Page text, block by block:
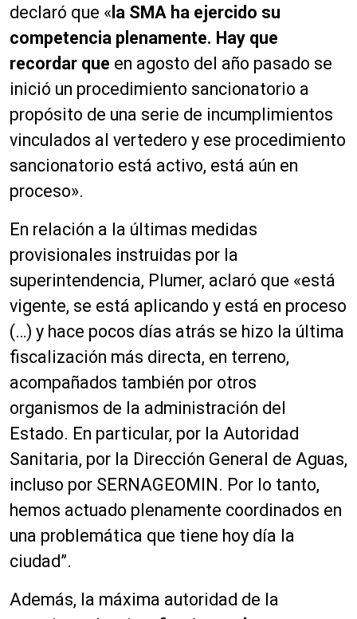
declaró que « la SMA ha ejercido su
competencia plenamente. Hay que
recordar que en agosto del año pasado se
inició un procedimiento sancionatorio a
propósito de una serie de incumplimientos
vinculados al vertedero y ese procedimiento
sancionatorio está activo, está aún en
proceso».
En relación a la últimas medidas
provisionales instruidas por la
superintendencia, Plumer, aclaró que «está
vigente, se está aplicando y está en proceso
(…) y hace pocos días atrás se hizo la última
fiscalización más directa, en terreno,
acompañados también por otros
organismos de la administración del
Estado. En particular, por la Autoridad
Sanitaria, por la Dirección General de Aguas,
incluso por SERNAGEOMIN. Por lo tanto,
hemos actuado plenamente coordinados en
una problemática que tiene hoy día la
ciudad”.
Además, la máxima autoridad de la